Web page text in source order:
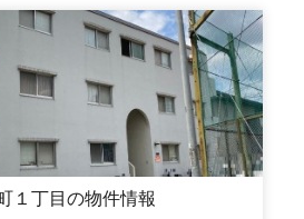
１丁目の物件情報